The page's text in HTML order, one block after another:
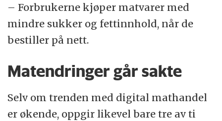
– Forbrukerne kjøper matvarer med
mindre sukker og fettinnhold, når de
bestiller på nett.
Matendringer går sakte
Selv om trenden med digital mathandel
er økende, oppgir likevel bare tre av ti